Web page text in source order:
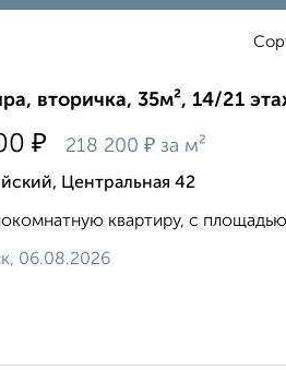
вторичка, 35м², 14/21
₽ 218 200 ₽ за м²
Центральная 42
квартиру, c
06.08.2026